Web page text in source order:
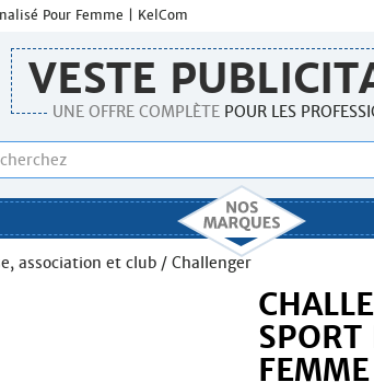
Pour Femme | KelCom
VESTE
UNE OFFRE COMPLÈTE POUR LES
association et club / Challenger
FEMME